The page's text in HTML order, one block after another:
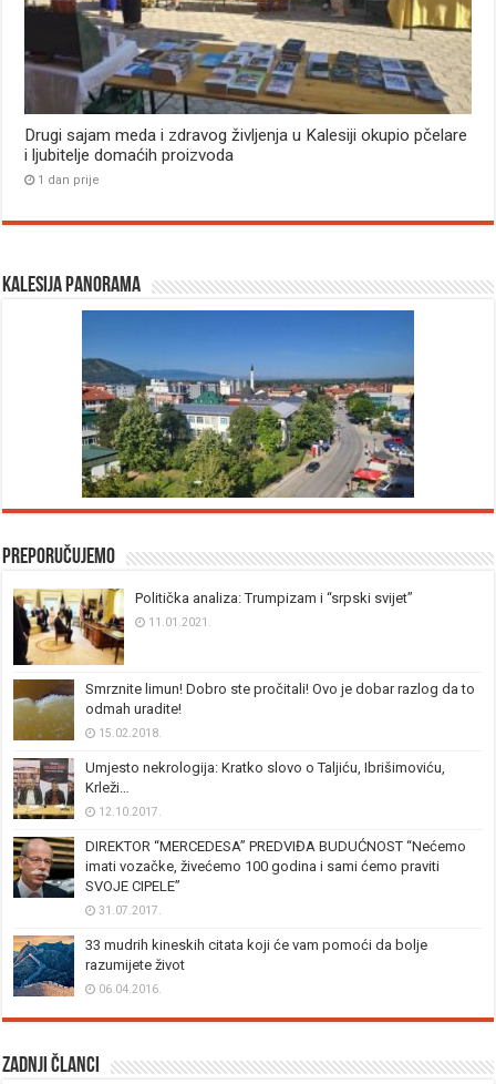
Drugi sajam meda i zdravog življenja u Kalesiji okupio pčelare
i ljubitelje domaćih proizvoda
1 dan prije
Kalesija panorama
Preporučujemo
Politička analiza: Trumpizam i “srpski svijet”
11.01.2021.
Smrznite limun! Dobro ste pročitali! Ovo je dobar razlog da to
odmah uradite!
15.02.2018.
Umjesto nekrologija: Kratko slovo o Taljiću, Ibrišimoviću,
Krleži…
12.10.2017.
DIREKTOR “MERCEDESA” PREDVIĐA BUDUĆNOST “Nećemo
imati vozačke, živećemo 100 godina i sami ćemo praviti
SVOJE CIPELE”
31.07.2017.
33 mudrih kineskih citata koji će vam pomoći da bolje
razumijete život
06.04.2016.
Zadnji članci